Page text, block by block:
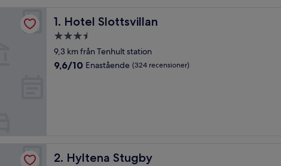
1. Hotel Slottsvillan
Hotel Slottsvillan
3.5-
stjärnigt
boende
9,3 km från Tenhult station
9.6
9,6/10 Enastående (324 recensioner)
2. Hyltena Stugby
Hyltena Stugby